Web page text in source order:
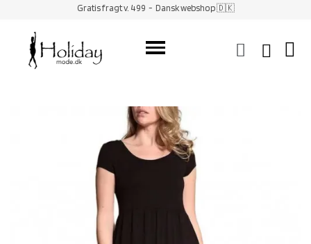
Gratis fragt v. 499 - Dansk webshop 🇩🇰